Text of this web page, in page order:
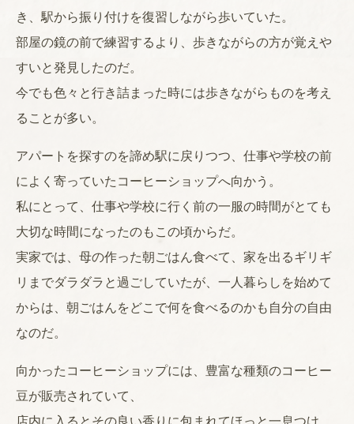
き、駅から振り付けを復習しながら歩いていた。
部屋の鏡の前で練習するより、歩きながらの方が覚えや
すいと発見したのだ。
今でも色々と行き詰まった時には歩きながらものを考え
ることが多い。
アパートを探すのを諦め駅に戻りつつ、仕事や学校の前
によく寄っていたコーヒーショップへ向かう。
私にとって、仕事や学校に行く前の一服の時間がとても
大切な時間になったのもこの頃からだ。
実家では、母の作った朝ごはん食べて、家を出るギリギ
リまでダラダラと過ごしていたが、一人暮らしを始めて
からは、朝ごはんをどこで何を食べるのかも自分の自由
なのだ。
向かったコーヒーショップには、豊富な種類のコーヒー
豆が販売されていて、
店内に入るとその良い香りに包まれてほっと一息つけ